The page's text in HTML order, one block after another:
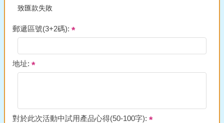
致匯款失敗
郵遞區號(3+2碼):
地址:
對於此次活動中試用產品心得(50-100字):